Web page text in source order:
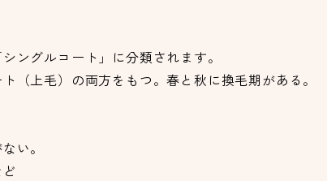
ングルコート」に分類されます。
（上毛）の両方をもつ。春と秋に換毛期がある。
い。